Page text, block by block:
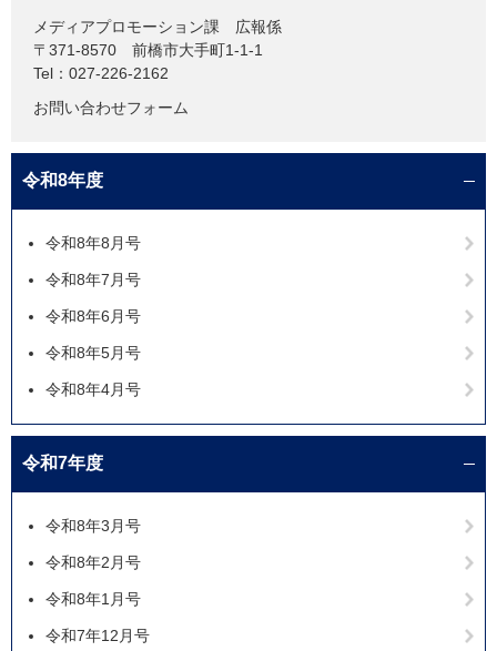
メディアプロモーション課
広報係
〒371-8570
前橋市大手町1-1-1
Tel：027-226-2162
お問い合わせフォーム
令和8年度
令和8年8月号
令和8年7月号
令和8年6月号
令和8年5月号
令和8年4月号
令和7年度
令和8年3月号
令和8年2月号
令和8年1月号
令和7年12月号